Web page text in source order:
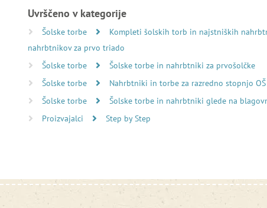
Uvrščeno v kategorije
Šolske torbe Kompleti šolskih torb in najstniških
nahrbtnikov za prvo triado
Šolske torbe
Šolske torbe in nahrbtniki za prvošolčke
Šolske torbe
Nahrbtniki in torbe za razredno stopnjo OŠ
Šolske torbe
Šolske torbe in nahrbtniki glede na
Proizvajalci
Step by Step